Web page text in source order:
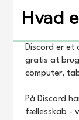
Hvad
Discord er et
gratis at
computer,
På Discord
fællesskab -